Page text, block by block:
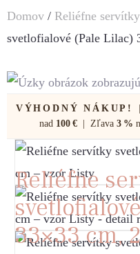
Domov / Reliéfne servítky
svetlofialové (Pale Lilac)
VÝHODNÝ NÁKUP!
nad 100 €| Zľava 3 %
Reliéfne
33×33 cm,